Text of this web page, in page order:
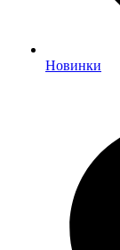
Новинки